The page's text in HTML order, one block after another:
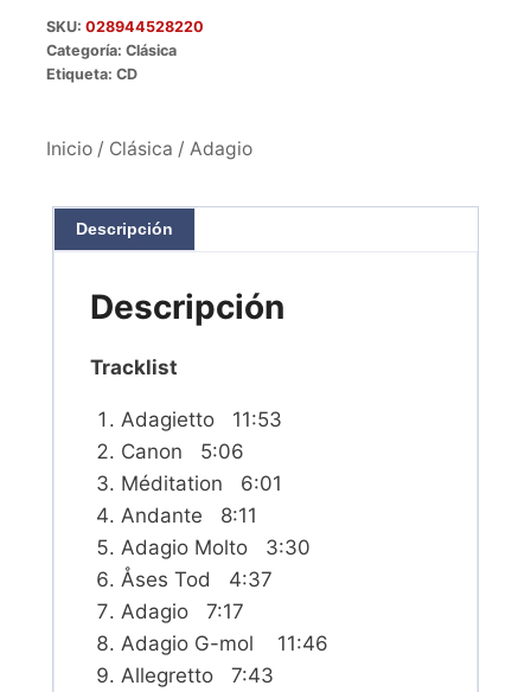
SKU: 028944528220
Categoría: Clásica
Etiqueta: CD
Inicio / Clásica / Adagio
Descripción
Descripción
Tracklist
Adagietto 11:53
Canon 5:06
Méditation 6:01
Andante 8:11
Adagio Molto 3:30
Åses Tod 4:37
Adagio 7:17
Adagio G-mol 11:46
Allegretto 7:43